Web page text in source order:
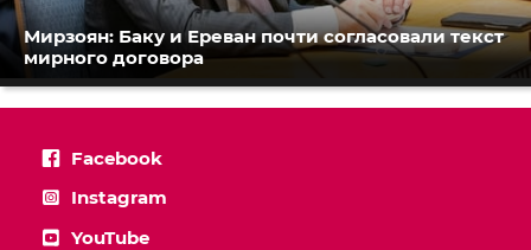
Мирзоян: Баку и Ереван почти согласовали текст
мирного договора
Facebook
Instagram
YouTube